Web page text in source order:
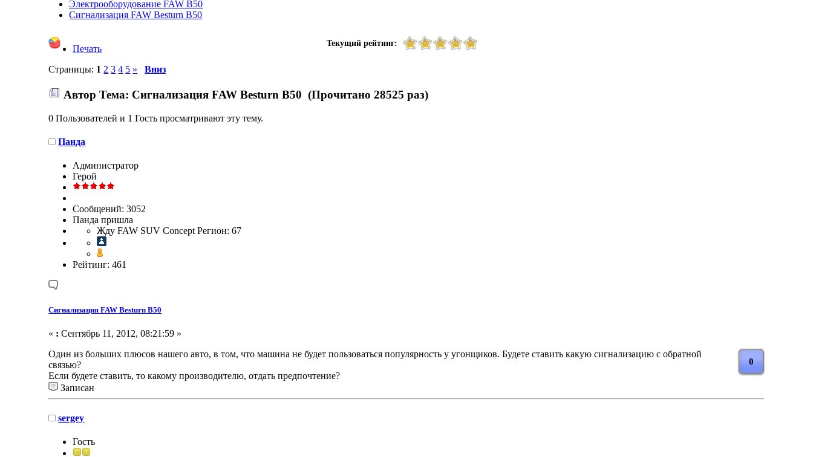
Электрооборудование FAW B50
Сигнализация FAW Besturn B50
Текущий рейтинг:
Печать
Страницы: 1 2 3 4 5 » Вниз
Автор Тема: Сигнализация FAW Besturn B50 (Прочитано 28525 раз)
0 Пользователей и 1 Гость просматривают эту тему.
Панда
Администратор
Герой
Сообщений: 3052
Панда пришла
Жду FAW SUV Concept Регион: 67
Рейтинг: 461
Сигнализация FAW Besturn B50
« : Сентябрь 11, 2012, 08:21:59 »
0
Один из больших плюсов нашего авто, в том, что машина не будет пользоваться популярность у угонщиков. Будете ставить какую сигнализацию с обратной
связью?
Если будете ставить, то какому производителю, отдать предпочтение?
Записан
sergey
Гость